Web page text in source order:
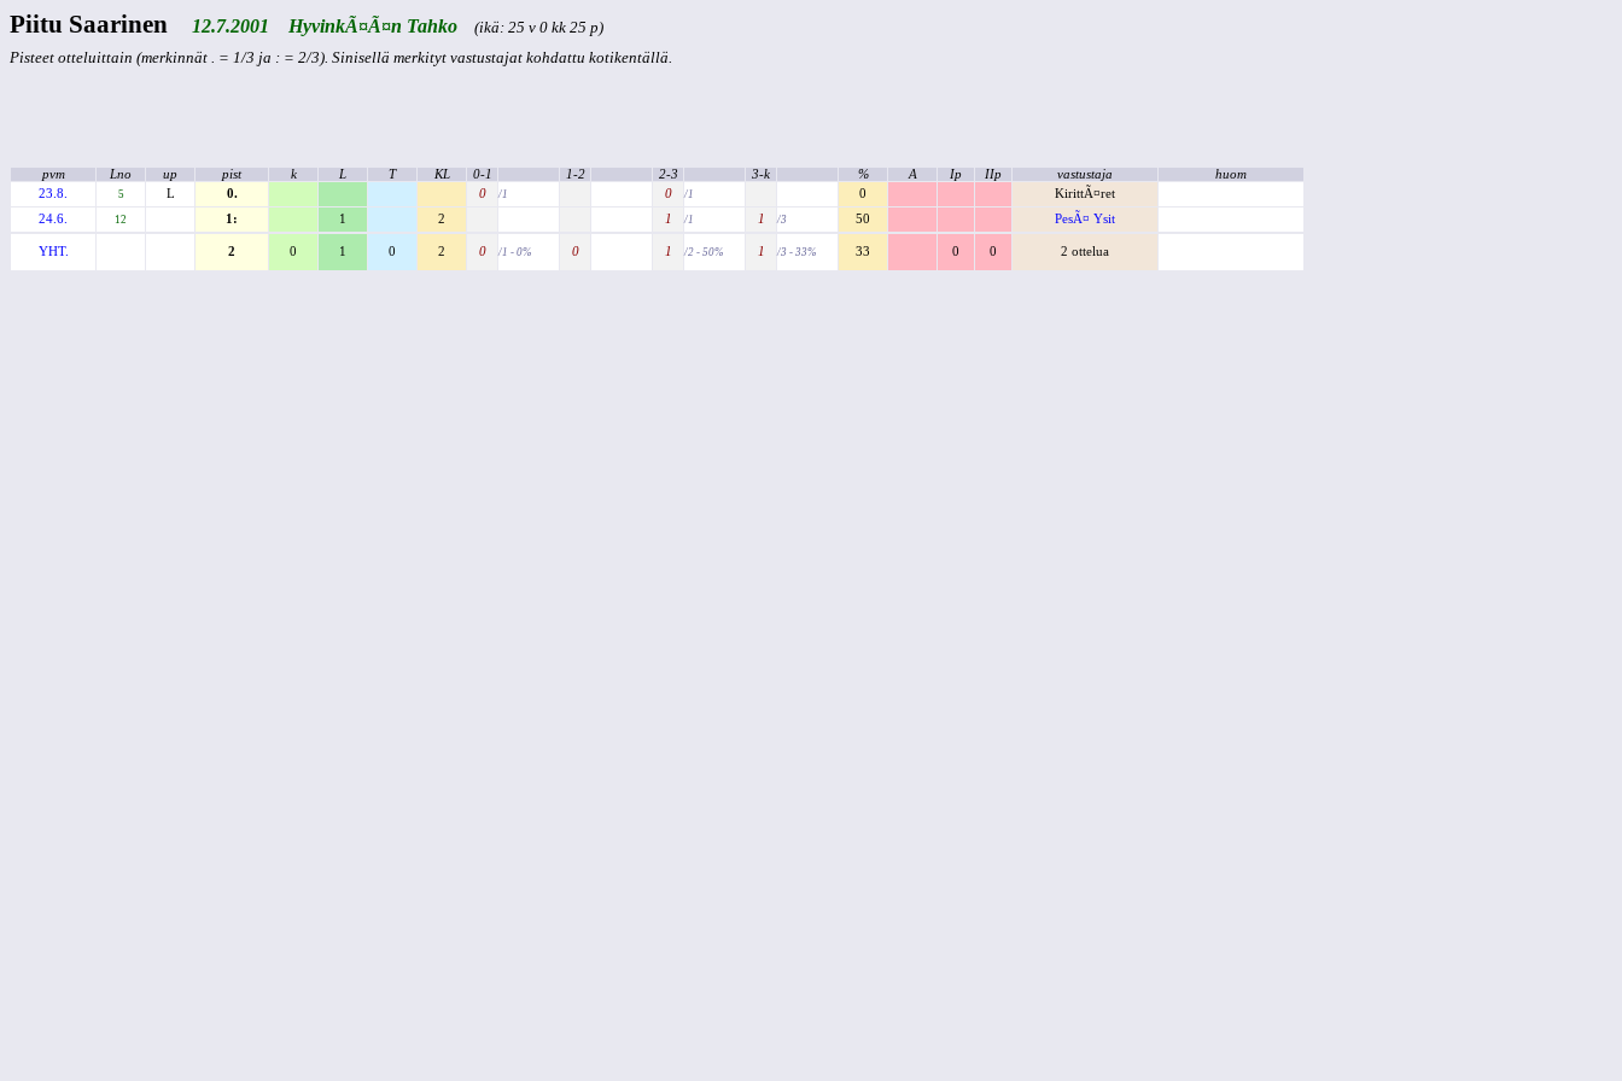
Piitu Saarinen 12.7.2001 HyvinkÃ¤Ã¤n Tahko
(ikä: 25 v 0 kk 25 p)
Pisteet otteluittain (merkinnät . = 1/3 ja : = 2/3). Sinisellä merkityt vastustajat kohdattu kotikentällä.
pvm Lno up pist k L T KL 0-1 1-2 2-3 3-k % A Ip IIp vastustaja
huom
23.8.
5 L 0. 0 /1 0 /1 0
KirittÃ¤ret
24.6.
12 1: 1 2 1 /1 1 /3 50 PesÃ¤ Ysit
YHT. 2 0 1 0 2 0 /1 - 0% 0 1 /2 - 50% 1 /3 - 33% 33 0 0 2 ottelua